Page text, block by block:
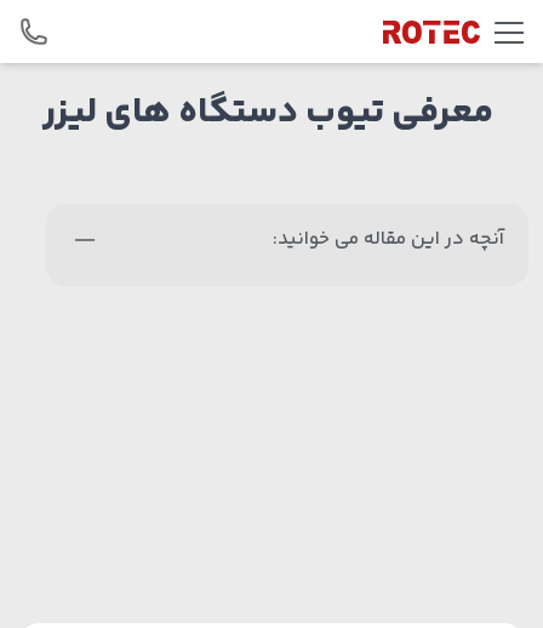
Skip to content
معرفی تیوب دستگاه های لیزر
آنچه در این مقاله می خوانید: